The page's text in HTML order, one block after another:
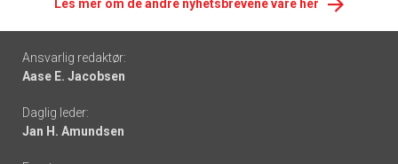
Les mer om de andre nyhetsbrevene våre her
Footer
-
links
Ansvarlig redaktør:
Aase E. Jacobsen
Daglig leder:
Jan H. Amundsen